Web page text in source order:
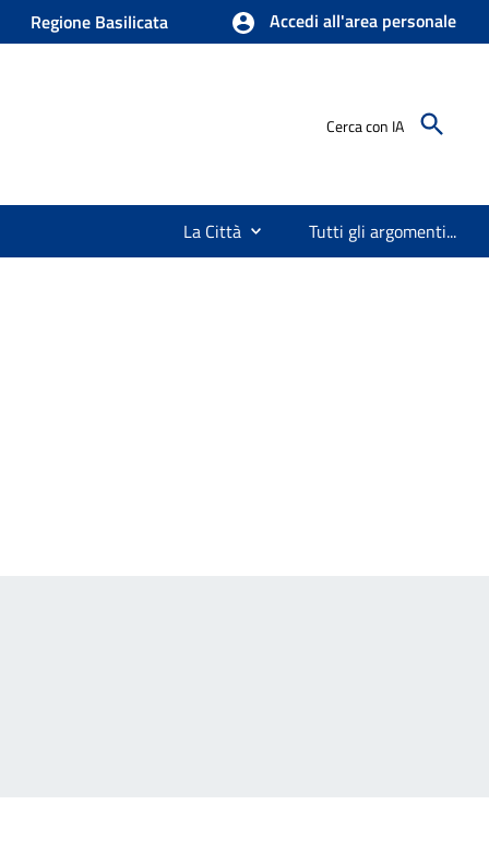
Regione Basilicata Accedi all'area personale
Cerca con IA
La Città Tutti gli argomenti...